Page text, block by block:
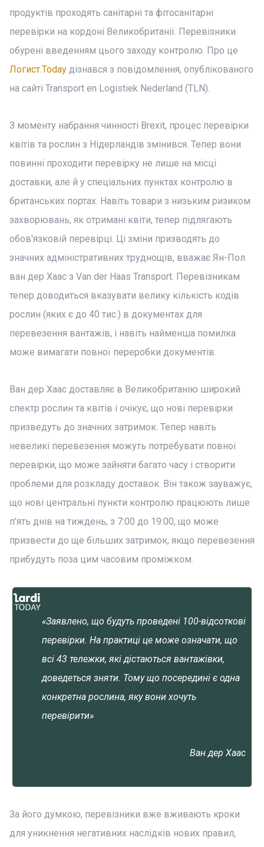
продуктів проходять санітарні та фітосанітарні
перевірки на кордоні Великобританії. Перевізники
обурені введенням цього заходу контролю. Про це
Логист.Today дізнався з повідомлення, опублікованого
на сайті Transport en Logistiek Nederland (TLN).
З моменту набрання чинності Brexit, процес перевірки
квітів та рослин з Нідерландів змінився. Тепер вони
повинні проходити перевірку не лише на місці
доставки, але й у спеціальних пунктах контролю в
британських портах. Навіть товари з низьким ризиком
захворювань, як отримані квіти, тепер підлягають
обов'язковій перевірці. Ці зміни призводять до
значних адміністративних труднощів, вважає Ян-Пол
ван дер Хаас з Van der Haas Transport. Перевізникам
тепер доводиться вказувати велику кількість кодів
рослин (яких є до 40 тис.) в документах для
перевезення вантажів, і навіть найменша помилка
може вимагати повної переробки документів.
Ван дер Хаас доставляє в Великобританію широкий
спектр рослин та квітів і очікує, що нові перевірки
призведуть до значних затримок. Тепер навіть
невеликі перевезення можуть потребувати повної
перевірки, що може зайняти багато часу і створити
проблеми для розкладу доставок. Він також зауважує,
що нові центральні пункти контролю працюють лише
п'ять днів на тиждень, з 7:00 до 19:00, що може
призвести до ще більших затримок, якщо перевезення
прибудуть поза цим часовим проміжком.
«Заявлено, що будуть проведені 100-відсоткові
перевірки. На практиці це може означати, що
всі 43 тележки, які дістаються вантажівки,
доведеться зняти. Тому що посередині є одна
конкретна рослина, яку вони хочуть
перевірити»
Ван дер Хаас
За його думкою, перевізники вже вживають кроки
для уникнення негативних наслідків нових правил,